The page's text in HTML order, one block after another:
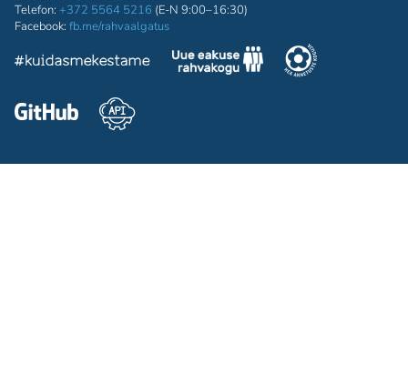
Telefon: +372 5564 5216 (E-N 9:00–16:30)
Facebook: fb.me/rahvaalgatus